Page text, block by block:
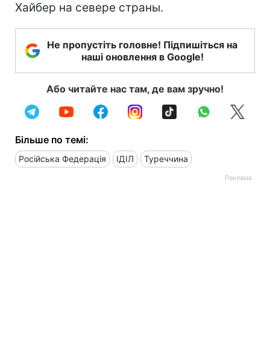
Хайбер на севере страны.
Не пропустіть головне! Підпишіться на
наші оновлення в Google!
Або читайте нас там, де вам зручно!
Більше по темі:
Російська Федерація ІДІЛ Туреччина